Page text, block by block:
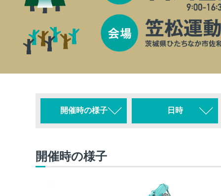
開催時の様子 日時
開催時の様子